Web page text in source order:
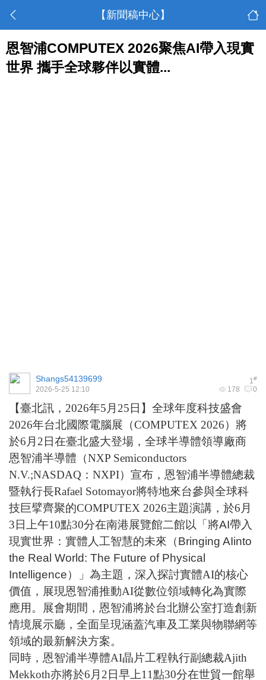
【新聞稿中心】
恩智浦COMPUTEX 2026聚焦AI帶入現實
世界 攜手全球夥伴以實體...
1#
Shangs54139699
178 0
2026-5-25 12:10
【臺北訊， 2026年5 月 25 日】全球年度科技盛會
2026年台北國際電腦展 （COMPUTEX 2026） 將
於6 月 2 日在臺北盛大登場 ，全球半導體領導廠商
恩智浦半導體（NXP Semiconductors
N.V.;NASDAQ ： NXPI）宣布，恩智浦半導體總裁
暨執行長Rafael Sotomayor將特地來台參與全球科
技巨擘齊聚的COMPUTEX 2026主題演講，於6 月
3 日上午10點30分在南港展覽館二館以「 將AI帶入
現實世界：實體人工智慧的未來（Bringing AIinto
the Real World: The Future of Physical
Intelligence）
」為主題，深入探討實體AI的核心
價值，展現恩智浦推動AI從數位領域轉化為實際
應用。展會期間，恩智浦將於台北辦公室打造創新
情境展示廳，全面呈現涵蓋汽車及工業與物聯網等
領域的最新解決方案。
同時，恩智浦半導體AI晶片工程執行副總裁Ajith
Mekkoth亦將於6 月 2 日早上11點30分在世貿一館舉